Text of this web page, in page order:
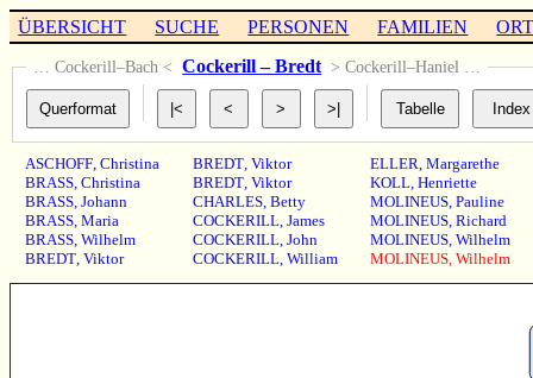
ÜBERSICHT SUCHE PERSONEN FAMILIEN
… Cockerill–Bach < Cockerill – Bredt > Cockerill–Haniel …
ASCHOFF,Christina
BRASS,Christina
BRASS,Johann
BRASS,Maria
BRASS,Wilhelm
BREDT,Viktor
BREDT, Viktor
BREDT, Viktor
CHARLES, Betty
COCKERILL, James
COCKERILL, John
COCKERILL, William
ELLER, Margarethe
KOLL, Henriette
MOLINEUS, Pauline
MOLINEUS, Richard
MOLINEUS, Wilhelm
MOLINEUS, Wilhelm